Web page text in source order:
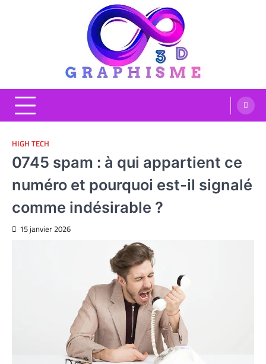
HIGH TECH
0745 spam : à qui appartient ce
numéro et pourquoi est-il signalé
comme indésirable ?
15 janvier 2026